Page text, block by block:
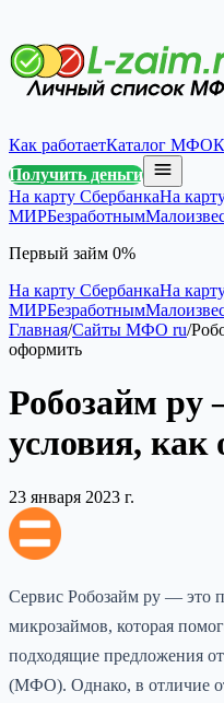
Как работаетКаталог МФО
Получить деньги
На карту СбербанкаНа
МИРБезработным
Первый займ 0%
На карту СбербанкаНа
МИРБезработным
Главная/Сайты МФО ru/
оформить
Робозайм
условия,
23 января 2023 г.
Сервис Робозайм ру — это
микрозаймов, которая
подходящие предложения
(МФО). Однако, в отличие